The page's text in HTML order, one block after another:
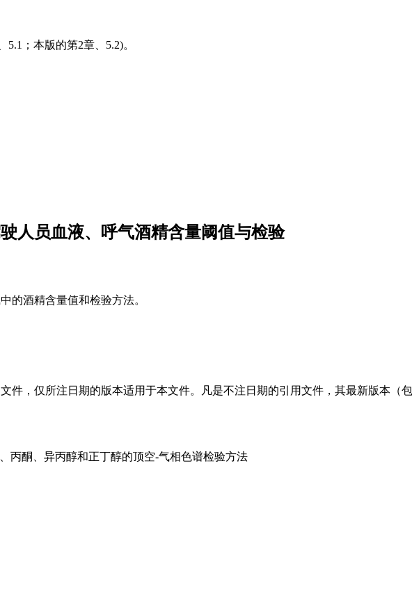
；本版的第2章、5.2)。
人员血液、呼气酒精含量阈值与检验
的酒精含量值和检验方法。
件，仅所注日期的版本适用于本文件。凡是不注日期的引用文件，其最新版本（
丙酮、异丙醇和正丁醇的顶空-气相色谱检验方法